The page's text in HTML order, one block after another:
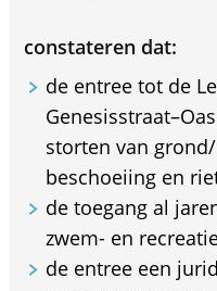
constateren dat:
de entree tot de
storten van
beschoeiing en
de toegang al
zwem- en
de entree een